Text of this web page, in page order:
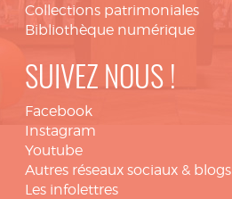
Collections patrimoniales
Bibliothèque numérique
SUIVEZ NOUS !
Facebook
Instagram
Youtube
Autres réseaux sociaux & blogs
Les infolettres